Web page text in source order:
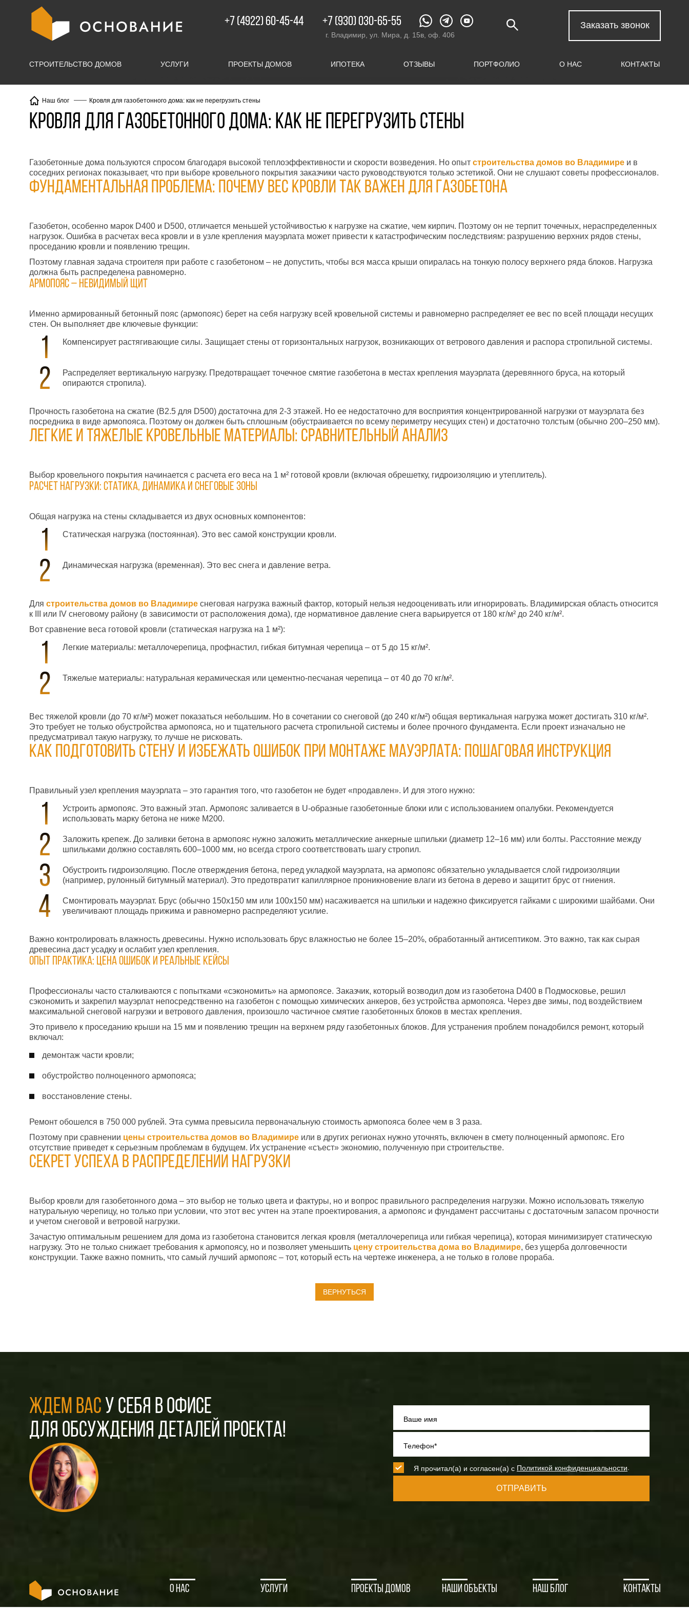
г. Владимир, ул. Мира, д. 15в, оф. 406
+7 (4922) 60-45-44 +7 (930) 030-65-55
г. Владимир, ул. Мира, д. 15в, оф. 406
Заказать звонок
СТРОИТЕЛЬСТВО ДОМОВ УСЛУГИ ПРОЕКТЫ ДОМОВ ИПОТЕКА ОТЗЫВЫ ПОРТФОЛИО О НАС КОНТАКТЫ
Наш блог Кровля для газобетонного дома: как не перегрузить стены
Кровля для газобетонного дома: как не перегрузить стены
Газобетонные дома пользуются спросом благодаря высокой теплоэффективности и скорости возведения. Но опыт строительства домов во Владимире и в
соседних регионах показывает, что при выборе кровельного покрытия заказчики часто руководствуются только эстетикой. Они не слушают советы профессионалов.
Фундаментальная проблема: почему вес кровли так важен для газобетона
Газобетон, особенно марок D400 и D500, отличается меньшей устойчивостью к нагрузке на сжатие, чем кирпич. Поэтому он не терпит точечных, нераспределенных
нагрузок. Ошибка в расчетах веса кровли и в узле крепления мауэрлата может привести к катастрофическим последствиям: разрушению верхних рядов стены,
проседанию кровли и появлению трещин.
Поэтому главная задача строителя при работе с газобетоном – не допустить, чтобы вся масса крыши опиралась на тонкую полосу верхнего ряда блоков. Нагрузка
должна быть распределена равномерно.
Армопояс – невидимый щит
Именно армированный бетонный пояс (армопояс) берет на себя нагрузку всей кровельной системы и равномерно распределяет ее вес по всей площади несущих
стен. Он выполняет две ключевые функции:
Компенсирует растягивающие силы. Защищает стены от горизонтальных нагрузок, возникающих от ветрового давления и распора стропильной системы.
Распределяет вертикальную нагрузку. Предотвращает точечное смятие газобетона в местах крепления мауэрлата (деревянного бруса, на который
опираются стропила).
Прочность газобетона на сжатие (B2.5 для D500) достаточна для 2-3 этажей. Но ее недостаточно для восприятия концентрированной нагрузки от мауэрлата без
посредника в виде армопояса. Поэтому он должен быть сплошным (обустраивается по всему периметру несущих стен) и достаточно толстым (обычно 200–250 мм).
Легкие и тяжелые кровельные материалы: сравнительный анализ
Выбор кровельного покрытия начинается с расчета его веса на 1 м² готовой кровли (включая обрешетку, гидроизоляцию и утеплитель).
Расчет нагрузки: статика, динамика и снеговые зоны
Общая нагрузка на стены складывается из двух основных компонентов:
Статическая нагрузка (постоянная). Это вес самой конструкции кровли.
Динамическая нагрузка (временная). Это вес снега и давление ветра.
Для строительства домов во Владимире снеговая нагрузка важный фактор, который нельзя недооценивать или игнорировать. Владимирская область относится
к III или IV снеговому району (в зависимости от расположения дома), где нормативное давление снега варьируется от 180 кг/м² до 240 кг/м².
Вот сравнение веса готовой кровли (статическая нагрузка на 1 м²):
Легкие материалы: металлочерепица, профнастил, гибкая битумная черепица – от 5 до 15 кг/м².
Тяжелые материалы: натуральная керамическая или цементно-песчаная черепица – от 40 до 70 кг/м².
Вес тяжелой кровли (до 70 кг/м²) может показаться небольшим. Но в сочетании со снеговой (до 240 кг/м²) общая вертикальная нагрузка может достигать 310 кг/м².
Это требует не только обустройства армопояса, но и тщательного расчета стропильной системы и более прочного фундамента. Если проект изначально не
предусматривал такую нагрузку, то лучше не рисковать.
Как подготовить стену и избежать ошибок при монтаже мауэрлата: пошаговая инструкция
Правильный узел крепления мауэрлата – это гарантия того, что газобетон не будет «продавлен». И для этого нужно:
Устроить армопояс. Это важный этап. Армопояс заливается в U-образные газобетонные блоки или с использованием опалубки. Рекомендуется
использовать марку бетона не ниже М200.
Заложить крепеж. До заливки бетона в армопояс нужно заложить металлические анкерные шпильки (диаметр 12–16 мм) или болты. Расстояние между
шпильками должно составлять 600–1000 мм, но всегда строго соответствовать шагу стропил.
Обустроить гидроизоляцию. После отверждения бетона, перед укладкой мауэрлата, на армопояс обязательно укладывается слой гидроизоляции
(например, рулонный битумный материал). Это предотвратит капиллярное проникновение влаги из бетона в дерево и защитит брус от гниения.
Смонтировать мауэрлат. Брус (обычно 150х150 мм или 100х150 мм) насаживается на шпильки и надежно фиксируется гайками с широкими шайбами. Они
увеличивают площадь прижима и равномерно распределяют усилие.
Важно контролировать влажность древесины. Нужно использовать брус влажностью не более 15–20%, обработанный антисептиком. Это важно, так как сырая
древесина даст усадку и ослабит узел крепления.
Опыт практика: цена ошибок и реальные кейсы
Профессионалы часто сталкиваются с попытками «сэкономить» на армопоясе. Заказчик, который возводил дом из газобетона D400 в Подмосковье, решил
сэкономить и закрепил мауэрлат непосредственно на газобетон с помощью химических анкеров, без устройства армопояса. Через две зимы, под воздействием
максимальной снеговой нагрузки и ветрового давления, произошло частичное смятие газобетонных блоков в местах крепления.
Это привело к проседанию крыши на 15 мм и появлению трещин на верхнем ряду газобетонных блоков. Для устранения проблем понадобился ремонт, который
включал:
демонтаж части кровли;
обустройство полноценного армопояса;
восстановление стены.
Ремонт обошелся в 750 000 рублей. Эта сумма превысила первоначальную стоимость армопояса более чем в 3 раза.
Поэтому при сравнении цены строительства домов во Владимире или в других регионах нужно уточнять, включен в смету полноценный армопояс. Его
отсутствие приведет к серьезным проблемам в будущем. Их устранение «съест» экономию, полученную при строительстве.
Секрет успеха в распределении нагрузки
Выбор кровли для газобетонного дома – это выбор не только цвета и фактуры, но и вопрос правильного распределения нагрузки. Можно использовать тяжелую
натуральную черепицу, но только при условии, что этот вес учтен на этапе проектирования, а армопояс и фундамент рассчитаны с достаточным запасом прочности
и учетом снеговой и ветровой нагрузки.
Зачастую оптимальным решением для дома из газобетона становится легкая кровля (металлочерепица или гибкая черепица), которая минимизирует статическую
нагрузку. Это не только снижает требования к армопоясу, но и позволяет уменьшить цену строительства дома во Владимире, без ущерба долговечности
конструкции. Также важно помнить, что самый лучший армопояс – тот, который есть на чертеже инженера, а не только в голове прораба.
ВЕРНУТЬСЯ
ЖДЕМ ВАС У СЕБЯ В ОФИСЕ
ДЛЯ ОБСУЖДЕНИЯ ДЕТАЛЕЙ ПРОЕКТА!
Ваше имя
Телефон*
Я прочитал(а) и согласен(а) с Политикой конфиденциальности.
ОТПРАВИТЬ
О нас Услуги Проекты домов Наши объекты Наш блог Контакты